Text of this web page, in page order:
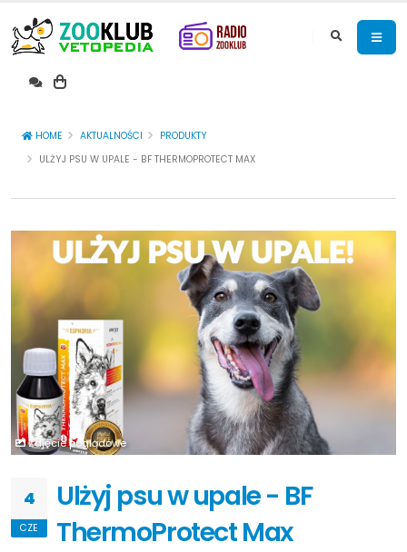
HOME AKTUALNOŚCI
PRODUKTY
ULŻYJ PSU W UPALE - BF THERMOPROTECT MAX
Zdjęcie poglądowe
4
CZE
Ulżyj psu w upale - BF
ThermoProtect Max